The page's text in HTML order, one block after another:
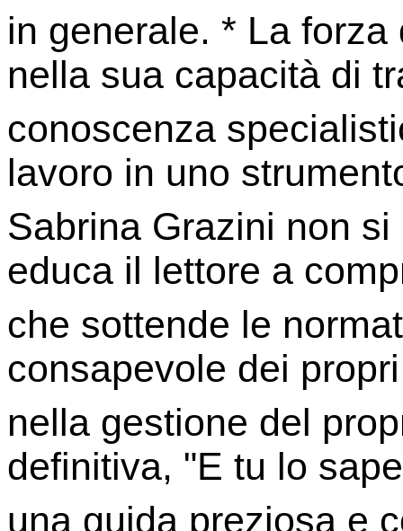
in generale. * La
nella sua capacità di
conoscenza
lavoro in uno
Sabrina Grazini non
educa il lettore a
che sottende le
consapevole dei
nella gestione del
definitiva, "E tu lo
una guida preziosa e